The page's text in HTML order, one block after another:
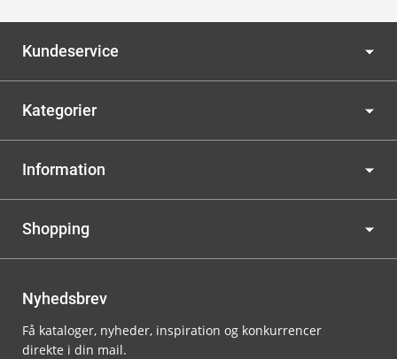
Kundeservice
Kategorier
Information
Shopping
Nyhedsbrev
Få kataloger, nyheder, inspiration og konkurrencer
direkte i din mail.